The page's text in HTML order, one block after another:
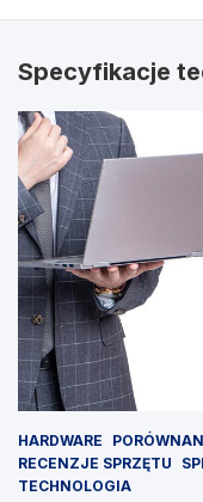
Specyfikacje
HARDWARE
RECENZJE SPRZĘTU
TECHNOLOGIA